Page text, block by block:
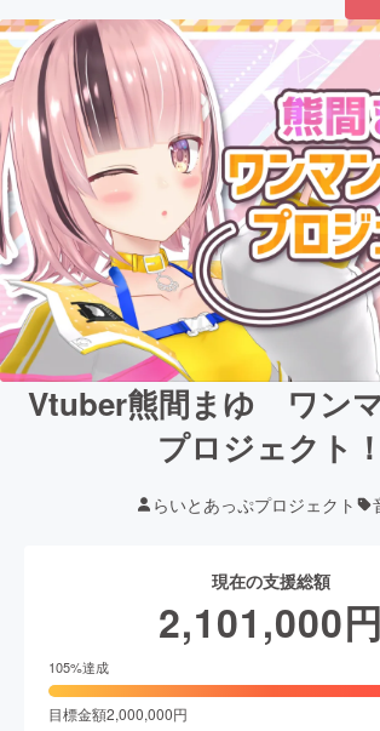
Vtuber熊間まゆ ワン
プロジェクト！
らいとあっぷプロジェクト
現在の支援総額
2,101,000円
105%達成
目標金額2,000,000円